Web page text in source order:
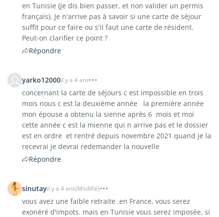
en Tunisie (je dis bien passer, et non valider un permis
français). Je n'arrive pas à savoir si une carte de séjour
suffit pour ce faire ou s'il faut une carte de résident.
Peut-on clarifier ce point ?
Répondre
yarko12000il y a 4 ans
concernant la carte de séjours c est impossible en trois
mois nous c est la deuxième année la première année
mon épouse a obtenu la sienne après 6 mois et moi
cette année c est la mienne qui n arrive pas et le dossier
est en ordre et rentré depuis novembre 2021 quand je la
recevrai je devrai redemander la nouvelle
Répondre
sinutayil y a 4 ans(Modifié)
vous avez une faible retraite .en France, vous serez
exonéré d'impots. mais en Tunisie vous serez imposée, si